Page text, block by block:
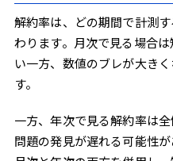
解約率は、どの期間で計測
わります。月次で見る場合
い一方、数値のブレが大き
す。
一方、年次で見る解約率は
問題の発見が遅れる可能性